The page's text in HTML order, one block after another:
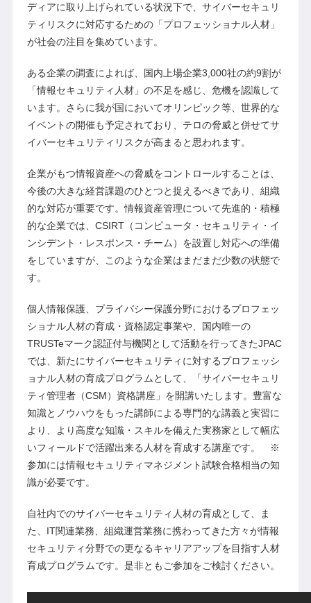
ディアに取り上げられている状況下で、サイバーセキュリ
ティリスクに対応するための「プロフェッショナル人材」
が社会の注目を集めています。
ある企業の調査によれば、国内上場企業3,000社の約9割が
「情報セキュリティ人材」の不足を感じ、危機を認識して
います。さらに我が国においてオリンピック等、世界的な
イベントの開催も予定されており、テロの脅威と併せてサ
イバーセキュリティリスクが高まると思われます。
企業がもつ情報資産への脅威をコントロールすることは、
今後の大きな経営課題のひとつと捉えるべきであり、組織
的な対応が重要です。情報資産管理について先進的・積極
的な企業では、CSIRT（コンピュータ・セキュリティ・イ
ンシデント・レスポンス・チーム）を設置し対応への準備
をしていますが、このような企業はまだまだ少数の状態で
す。
個人情報保護、プライバシー保護分野におけるプロフェッ
ショナル人材の育成・資格認定事業や、国内唯一の
TRUSTeマーク認証付与機関として活動を行ってきたJPAC
では、新たにサイバーセキュリティに対するプロフェッシ
ョナル人材の育成プログラムとして、「サイバーセキュリ
ティ管理者（CSM）資格講座」を開講いたします。豊富な
知識とノウハウをもった講師による専門的な講義と実習に
より、より高度な知識・スキルを備えた実務家として幅広
いフィールドで活躍出来る人材を育成する講座です。 ※
参加には情報セキュリティマネジメント試験合格相当の知
識が必要です。
自社内でのサイバーセキュリティ人材の育成として、ま
た、IT関連業務、組織運営業務に携わってきた方々が情報
セキュリティ分野での更なるキャリアアップを目指す人材
育成プログラムです。是非ともご参加をご検討ください。